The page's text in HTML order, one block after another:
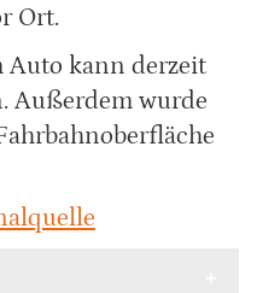
Ort.
Auto kann derzeit
Außerdem wurde